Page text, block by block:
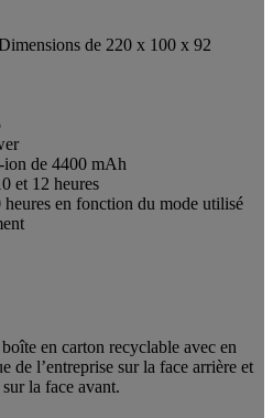
de 220 x 100 x 92
ion de 4400 mAh
et 12 heures
en fonction du mode utilisé
en carton recyclable avec en
de l’entreprise sur la face arrière et
la face avant.